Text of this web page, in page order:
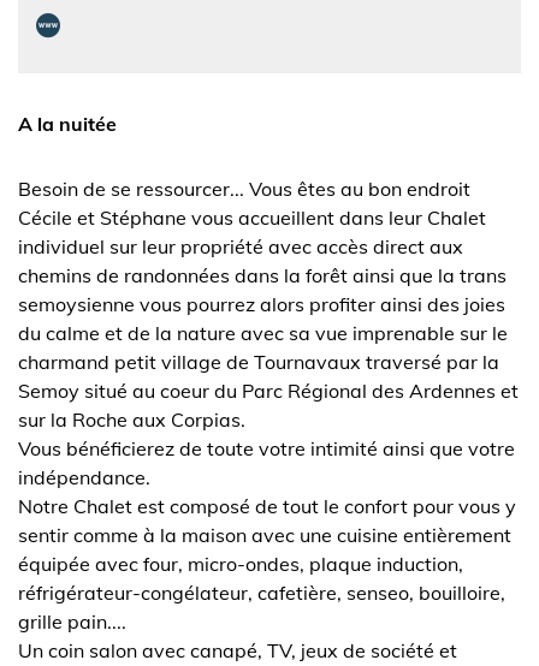
A la nuitée
Besoin de se ressourcer... Vous êtes au bon endroit
Cécile et Stéphane vous accueillent dans leur Chalet
individuel sur leur propriété avec accès direct aux
chemins de randonnées dans la forêt ainsi que la trans
semoysienne vous pourrez alors profiter ainsi des joies
du calme et de la nature avec sa vue imprenable sur le
charmand petit village de Tournavaux traversé par la
Semoy situé au coeur du Parc Régional des Ardennes et
sur la Roche aux Corpias.
Vous bénéficierez de toute votre intimité ainsi que votre
indépendance.
Notre Chalet est composé de tout le confort pour vous y
sentir comme à la maison avec une cuisine entièrement
équipée avec four, micro-ondes, plaque induction,
réfrigérateur-congélateur, cafetière, senseo, bouilloire,
grille pain....
Un coin salon avec canapé, TV, jeux de société et